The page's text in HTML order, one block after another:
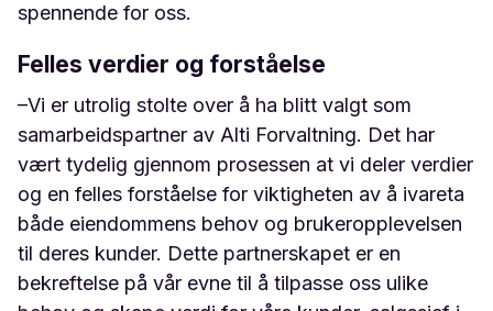
spennende for oss.
Felles verdier og forståelse
–Vi er utrolig stolte over å ha blitt valgt som
samarbeidspartner av Alti Forvaltning. Det har
vært tydelig gjennom prosessen at vi deler verdier
og en felles forståelse for viktigheten av å ivareta
både eiendommens behov og brukeropplevelsen
til deres kunder. Dette partnerskapet er en
bekreftelse på vår evne til å tilpasse oss ulike